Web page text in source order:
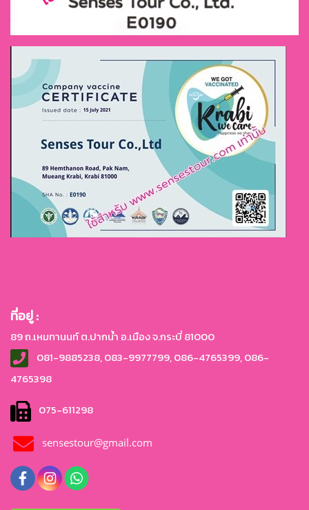
ที่อยู่ :
89 ถ.เหมทานนท์ ต.ปากน้ำ อ.เมือง จ.กระบี่ 81000
081-9885238, 083-9977799, 086-4765399, 086-
4765398
075-611298
sensestour@gmail.com